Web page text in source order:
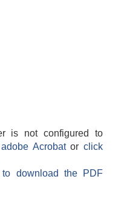
is not configured to
adobe Acrobatorclick
download the PDF